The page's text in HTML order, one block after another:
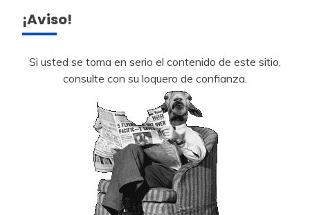
¡Aviso!
Si usted se toma en serio el contenido de este sitio,
consulte con su loquero de confianza.